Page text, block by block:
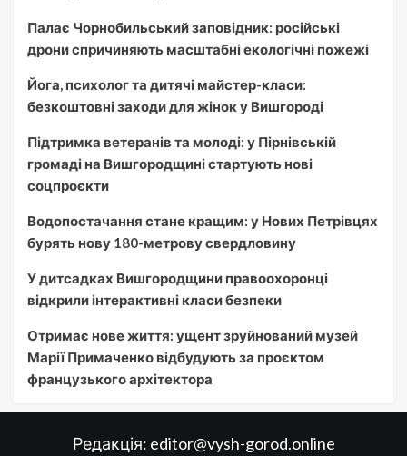
Палає Чорнобильський заповідник: російські
дрони спричиняють масштабні екологічні пожежі
Йога, психолог та дитячі майстер-класи:
безкоштовні заходи для жінок у Вишгороді
Підтримка ветеранів та молоді: у Пірнівській
громаді на Вишгородщині стартують нові
соцпроєкти
Водопостачання стане кращим: у Нових Петрівцях
бурять нову 180-метрову свердловину
У дитсадках Вишгородщини правоохоронці
відкрили інтерактивні класи безпеки
Отримає нове життя: ущент зруйнований музей
Марії Примаченко відбудують за проєктом
французького архітектора
Редакція: editor@vysh-gorod.online